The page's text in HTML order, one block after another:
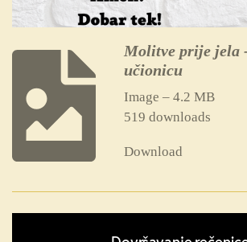
Molitve prije jela
učionicu
Image – 4.2 MB
519 downloads
Download